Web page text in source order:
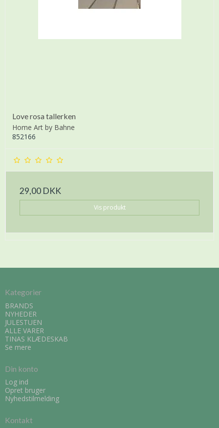
Love rosa tallerken
Home Art by Bahne
852166
29,00 DKK
Vis produkt
Kategorier
BRANDS
NYHEDER
JULESTUEN
ALLE VARER
TINAS KLÆDESKAB
Se mere
Din konto
Log ind
Opret bruger
Nyhedstilmelding
Kontakt